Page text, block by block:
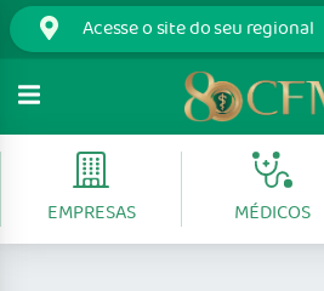
EMPRESAS MÉDICOS